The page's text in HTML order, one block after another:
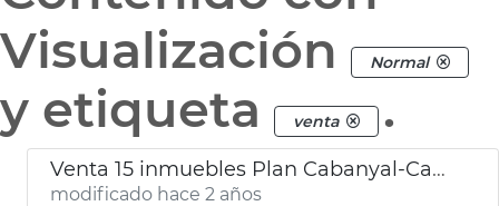
Visualización
Normal
y etiqueta venta .
Venta 15 inmuebles Plan Cabanyal-Canyamelar
modificado hace 2 años